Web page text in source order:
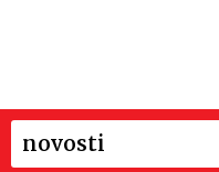
novosti